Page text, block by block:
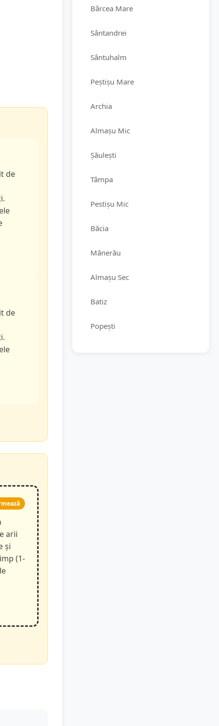
de
de
arii
și
(1-
Bârcea Mare
Sântandrei
Sântuhalm
Peștișu Mare
Archia
Almașu Mic
Șăulești
Tâmpa
Pestișu Mic
Băcia
Mănerău
Almașu Sec
Batiz
Popești